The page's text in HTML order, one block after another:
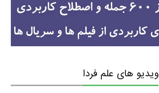
ویدیو های علم فردا